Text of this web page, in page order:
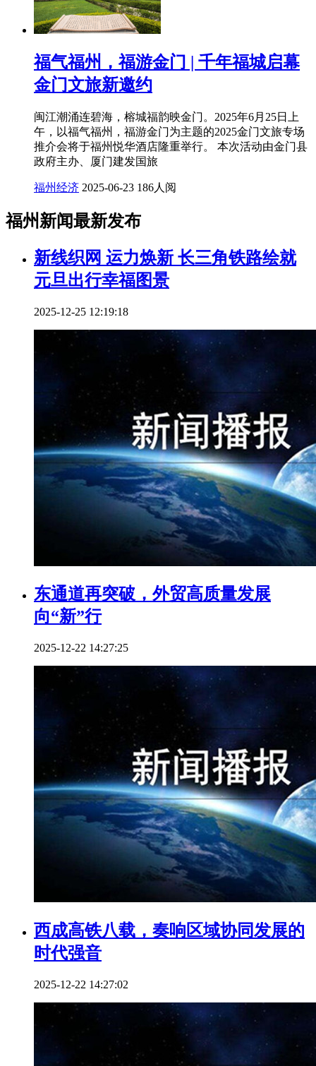
福气福州，福游金门 | 千年福城启幕
金门文旅新邀约
闽江潮涌连碧海，榕城福韵映金门。2025年6月25日上
午，以福气福州，福游金门为主题的2025金门文旅专场
推介会将于福州悦华酒店隆重举行。 本次活动由金门县
政府主办、厦门建发国旅
福州经济 2025-06-23 186人阅
福州新闻最新发布
新线织网 运力焕新 长三角铁路绘就
元旦出行幸福图景
2025-12-25 12:19:18
东通道再突破，外贸高质量发展
向“新”行
2025-12-22 14:27:25
西成高铁八载，奏响区域协同发展的
时代强音
2025-12-22 14:27:02